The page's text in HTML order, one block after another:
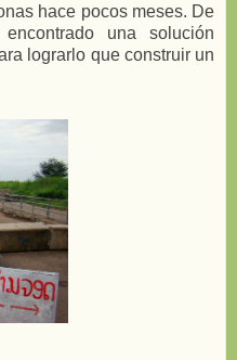
hace pocos meses. De
una solución
lograrlo que construir un